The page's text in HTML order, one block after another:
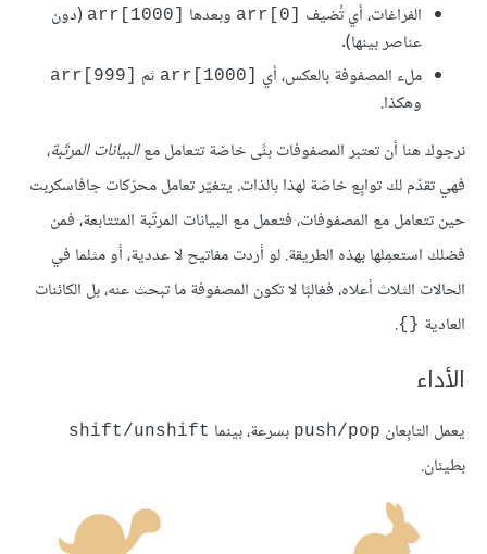
الفراغات، أي تُضيف
arr[0]‎ وبعدها arr[1000]‎ (دون
عناصر بينها).
ملء المصفوفة بالعكس، أي
arr[1000]‎ ثم arr[999]‎
وهكذا.
نرجوك هنا أن تعتبر المصفوفات بنًى خاصّة تتعامل معالبيانات المرتّبة،
فهي تقدّم لك توابِع خاصّة لهذا بالذات. يتغيّر تعامل محرّكات جافاسكربت
حين تتعامل مع المصفوفات، فتعمل مع البيانات المرتّبة المتتابعة، فمن
فضلك استعمِلها بهذه الطريقة. لو أردت مفاتيح لا عددية، أو مثلما في
الحالات الثلاث أعلاه، فغالبًا لا تكون المصفوفة ما تبحث عنه، بل الكائنات
العادية {}
.
الأداء
يعمل التابِعان push/pop بسرعة، بينما shift/unshift
بطيئان.